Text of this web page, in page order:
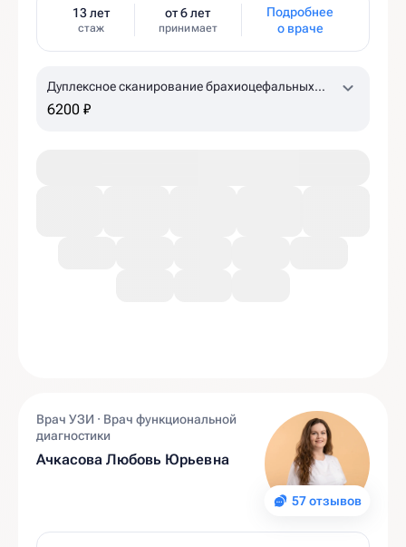
13 лет
стаж
от 6 лет
принимает
Подробнее
о враче
Дуплексное сканирование брахиоцефальных
артерий, лучевых артерий с проведением
6200 ₽
57 отзывов
Врач УЗИ · Врач функциональной
диагностики
Ачкасова Любовь Юрьевна